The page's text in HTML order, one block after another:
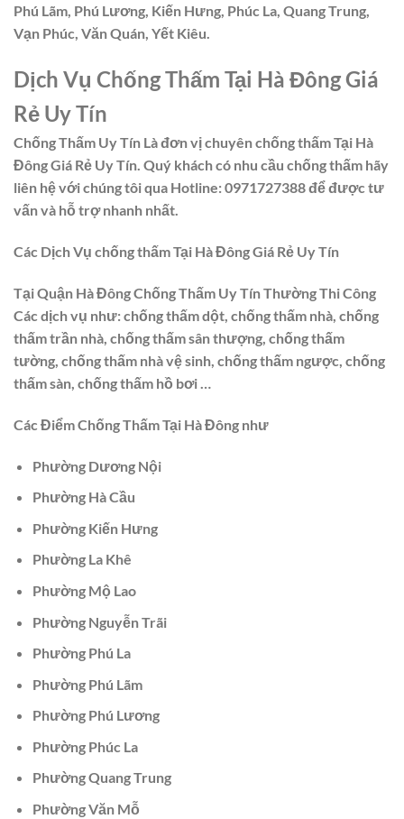
Phú Lãm, Phú Lương, Kiến Hưng, Phúc La, Quang Trung,
Vạn Phúc, Văn Quán, Yết Kiêu.
Dịch Vụ Chống Thấm Tại Hà Đông Giá
Rẻ Uy Tín
Chống Thấm Uy Tín Là đơn vị chuyên chống thấm Tại Hà
Đông Giá Rẻ Uy Tín. Quý khách có nhu cầu chống thấm hãy
liên hệ với chúng tôi qua Hotline: 0971727388 để được tư
vấn và hỗ trợ nhanh nhất.
Các Dịch Vụ chống thấm Tại Hà Đông Giá Rẻ Uy Tín
Tại Quận Hà Đông Chống Thấm Uy Tín Thường Thi Công
Các dịch vụ như: chống thấm dột, chống thấm nhà, chống
thấm trần nhà, chống thấm sân thượng, chống thấm
tường, chống thấm nhà vệ sinh, chống thấm ngược, chống
thấm sàn, chống thấm hồ bơi …
Các Điểm Chống Thấm Tại Hà Đông như
Phường Dương Nội
Phường Hà Cầu
Phường Kiến Hưng
Phường La Khê
Phường Mộ Lao
Phường Nguyễn Trãi
Phường Phú La
Phường Phú Lãm
Phường Phú Lương
Phường Phúc La
Phường Quang Trung
Phường Văn Mỗ